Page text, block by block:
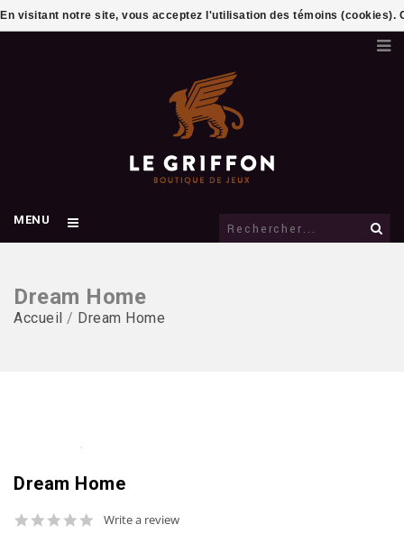
MENU
Dream Home
Accueil / Dream Home
Dream Home
0.0
Write a review
En visitant notre site, vous acceptez l'utilisation des témoins